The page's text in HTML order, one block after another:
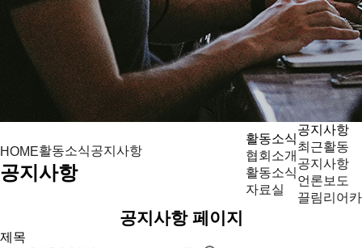
HOME활동소식공지사항
공지사항
활동소식
협회소개
활동소식
자료실
공지사항
최근활동
공지사항
언론보도
끌림리어카
공지사항 페이지